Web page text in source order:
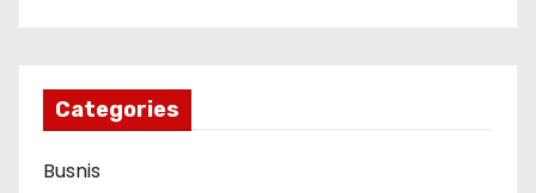
Categories
Busnis